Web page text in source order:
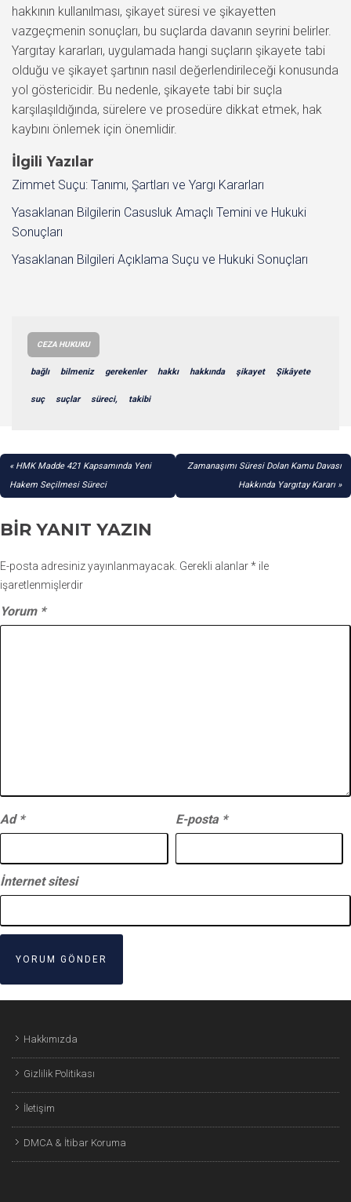
hakkının kullanılması, şikayet süresi ve şikayetten
vazgeçmenin sonuçları, bu suçlarda davanın seyrini belirler.
Yargıtay kararları, uygulamada hangi suçların şikayete tabi
olduğu ve şikayet şartının nasıl değerlendirileceği konusunda
yol göstericidir. Bu nedenle, şikayete tabi bir suçla
karşılaşıldığında, sürelere ve prosedüre dikkat etmek, hak
kaybını önlemek için önemlidir.
İlgili Yazılar
Zimmet Suçu: Tanımı, Şartları ve Yargı Kararları
Yasaklanan Bilgilerin Casusluk Amaçlı Temini ve Hukuki
Sonuçları
Yasaklanan Bilgileri Açıklama Suçu ve Hukuki Sonuçları
CEZA HUKUKU
bağlı bilmeniz gerekenler hakkı hakkında şikayet Şikâyete
suç suçlar süreci, takibi
YAZI
GEZINMESI
HMK Madde 421 Kapsamında Yeni
Hakem Seçilmesi Süreci
Zamanaşımı Süresi Dolan Kamu Davası
Hakkında Yargıtay Kararı
BIR YANIT YAZIN
E-posta adresiniz yayınlanmayacak. Gerekli alanlar* ile
işaretlenmişlerdir
Yorum *
Ad * E-posta *
İnternet sitesi
Hakkımızda
Gizlilik Politikası
İletişim
DMCA & İtibar Koruma